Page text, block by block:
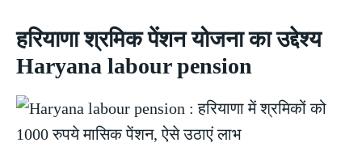
हरियाणा श्रमिक पेंशन योजना का उद्देश्य
Haryana labour pension